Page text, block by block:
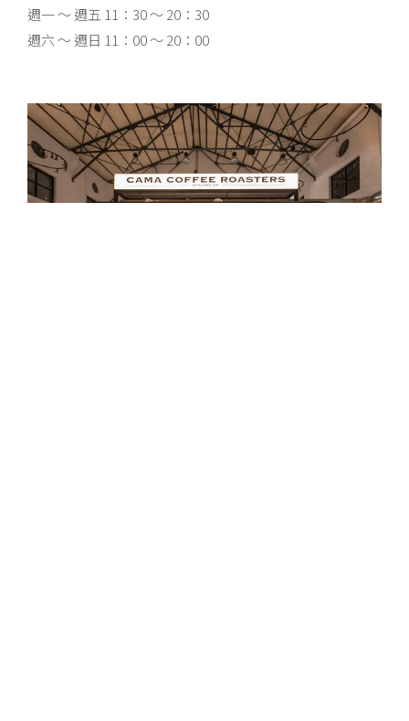
週一 ～ 週五 11：30 ～ 20：30
週六 ～ 週日 11：00 ～ 20：00